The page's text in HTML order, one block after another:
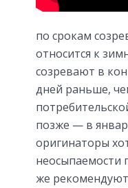
по срокам
относится к
созревают в
дней раньше,
позже — в
оригинаторы
неосыпаемости
же